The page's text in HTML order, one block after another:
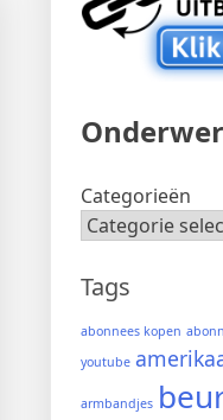
Categorieën
Tags
abonnees kopen
youtube
armbandjes